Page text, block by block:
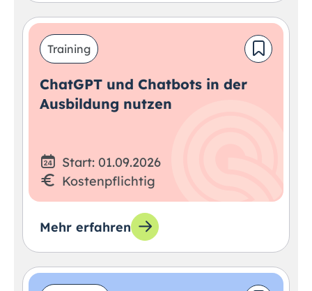
Training
ChatGPT und Chatbots in der
Ausbildung nutzen
Start: 01.09.2026
Kostenpflichtig
Mehr erfahren